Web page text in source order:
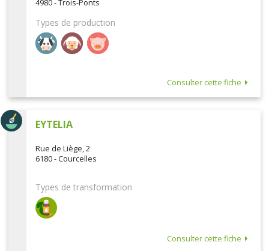
4980 - Trois-Ponts
Types de production
Consulter cette fiche
EYTELIA
Rue de Liège, 2
6180 - Courcelles
Types de transformation
Consulter cette fiche